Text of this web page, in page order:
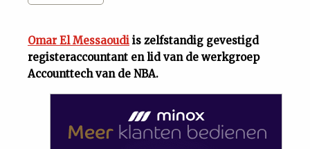
Omar El Messaoudi is zelfstandig gevestigd
registeraccountant en lid van de werkgroep
Accounttech van de NBA.